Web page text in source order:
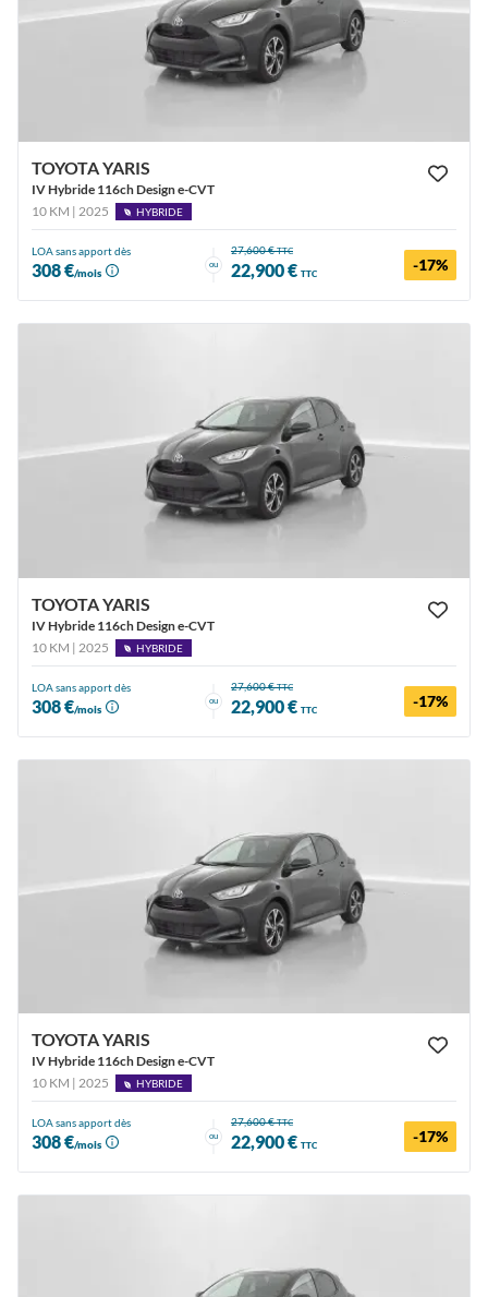
TOYOTA YARIS
IV Hybride 116ch Design e-CVT
10 KM | 2025
HYBRIDE
LOA sans apport dès
308 €/mois
ou
27,600 €TTC
22,900 € TTC -17%
TOYOTA YARIS
IV Hybride 116ch Design e-CVT
10 KM | 2025
HYBRIDE
LOA sans apport dès
308 €/mois
ou
27,600 €TTC
22,900 € TTC -17%
TOYOTA YARIS
IV Hybride 116ch Design e-CVT
10 KM | 2025
HYBRIDE
LOA sans apport dès
308 €/mois
ou
27,600 €TTC
22,900 € TTC -17%